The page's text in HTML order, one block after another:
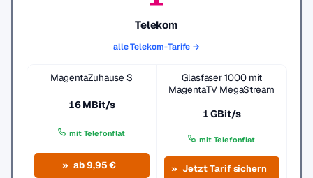
Telekom
alle Telekom-Tarife →
MagentaZuhause S
16 MBit/s
mit Telefonflat
ab 9,95 €
Glasfaser 1000 mit
MagentaTV MegaStream
1 GBit/s
mit Telefonflat
Jetzt Tarif sichern